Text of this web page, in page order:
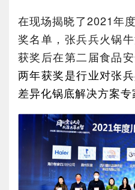
在现场揭晓了2021年
奖名单，张兵兵火锅
获奖后在第二届食品
两年获奖是行业对张
差异化锅底解决方案专